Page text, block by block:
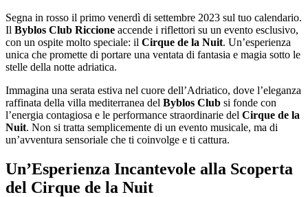
Segna in rosso il primo venerdì di settembre 2023 sul tuo calendario.
Il Byblos Club Riccione accende i riflettori su un evento esclusivo,
con un ospite molto speciale: il Cirque de la Nuit. Un’esperienza
unica che promette di portare una ventata di fantasia e magia sotto le
stelle della notte adriatica.
Immagina una serata estiva nel cuore dell’Adriatico, dove l’eleganza
raffinata della villa mediterranea del Byblos Club si fonde con
l’energia contagiosa e le performance straordinarie del Cirque de la
Nuit. Non si tratta semplicemente di un evento musicale, ma di
un’avventura sensoriale che ti coinvolge e ti cattura.
Un’Esperienza Incantevole alla Scoperta
del Cirque de la Nuit